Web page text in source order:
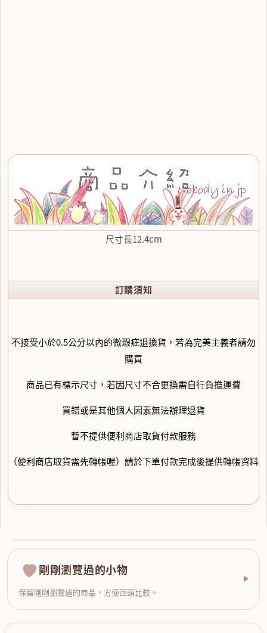
尺寸長12.4cm
訂購須知
不接受小於0.5公分以內的微瑕疵退換貨，若為完美主義者請勿
購買
商品已有標示尺寸，若因尺寸不合更換需自行負擔運費
買錯或是其他個人因素無法辦理退貨
暫不提供便利商店取貨付款服務
（便利商店取貨需先轉帳喔）請於下單付款完成後提供轉帳資料
剛剛瀏覽過的小物
保留剛剛瀏覽過的商品，方便回頭比較。